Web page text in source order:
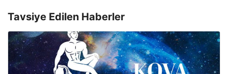
Tavsiye Edilen Haberler